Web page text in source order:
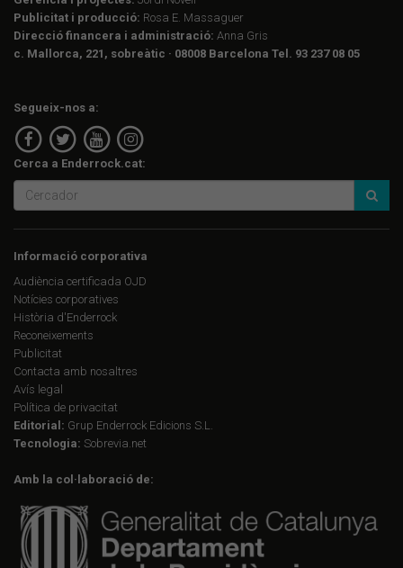
Publicitat i producció: Rosa E. Massaguer
Direcció financera i administració: Anna Gris
c. Mallorca, 221, sobreàtic · 08008 Barcelona Tel. 93 237 08 05
Segueix-nos a:
Cerca a Enderrock.cat:
Informació corporativa
Audiència certificada OJD
Notícies corporatives
Història d'Enderrock
Reconeixements
Publicitat
Contacta amb nosaltres
Avís legal
Política de privacitat
Editorial: Grup Enderrock Edicions S.L.
Tecnologia: Sobrevia.net
Amb la col·laboració de: